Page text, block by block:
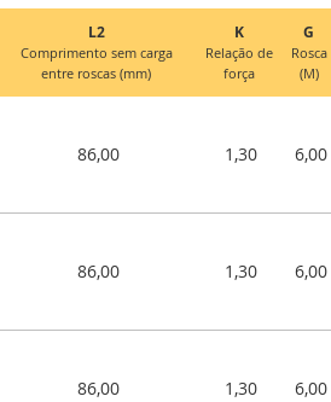
L2
Comprimento sem carga
entre roscas (mm)
K
Relação de
força
G
Rosca
(M)
86,00 1,30 6,00
86,00 1,30 6,00
86,00 1,30 6,00